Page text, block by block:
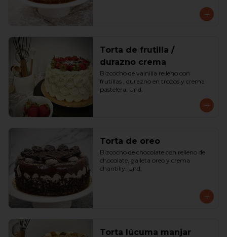
Torta de frutilla /
durazno crema
Bizcocho de vainilla relleno con
frutillas , durazno en trozos y crema
pastelera. Und.
Torta de oreo
Bizcocho de chocolate con relleno de
chocolate, galleta oreo y crema
chantilly. Und.
Torta lúcuma manjar